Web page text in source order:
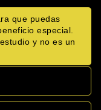
que puedas
especial.
y no es un